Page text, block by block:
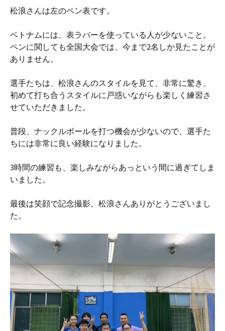
松浪さんは左のペン表です。
ベトナムには、表ラバーを使っている人が少ないこと。
ペンに関しても全国大会では、今まで2名しか見たことが
ありません。
選手たちは、松浪さんのスタイルを見て、非常に驚き、
初めて打ち合うスタイルに戸惑いながらも楽しく練習さ
せていただきました。
普段、ナックルボールを打つ機会が少ないので、選手た
ちには非常に良い経験になりました。
3時間の練習も、楽しみながらあっという間に過ぎてしま
いました。
最後は笑顔で記念撮影。松浪さんありがとうございまし
た。